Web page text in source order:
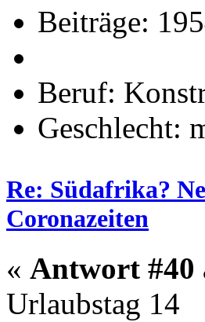
Beiträge:
Beruf:
Geschlecht:
Re: Südafrika?
Coronazeiten
« Antwort #40
Urlaubstag 14